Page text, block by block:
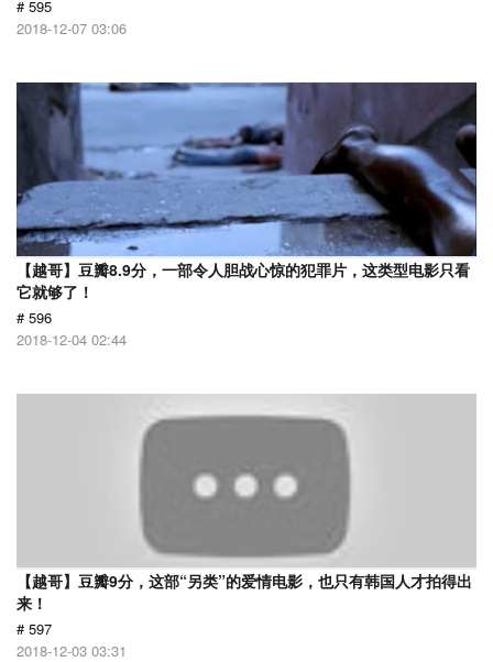
# 595
2018-12-07 03:06
【越哥】豆瓣8.9分，一部令人胆战心惊的犯罪片，这类型电影只看
它就够了！
# 596
2018-12-04 02:44
【越哥】豆瓣9分，这部“另类”的爱情电影，也只有韩国人才拍得出
来！
# 597
2018-12-03 03:31